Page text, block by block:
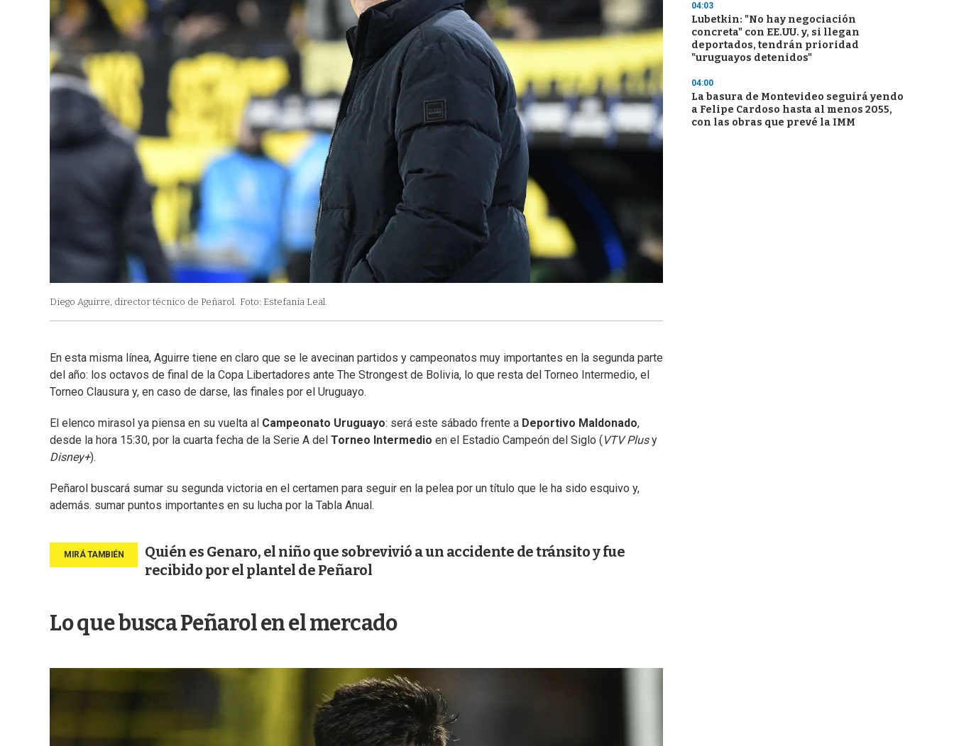
Diego Aguirre, director técnico de Peñarol. Foto: Estefanía Leal.
En esta misma línea, Aguirre tiene en claro que se le avecinan partidos y campeonatos muy importantes en la segunda parte
del año: los octavos de final de la Copa Libertadores ante The Strongest de Bolivia, lo que resta del Torneo Intermedio, el
Torneo Clausura y, en caso de darse, las finales por el Uruguayo.
El elenco mirasol ya piensa en su vuelta al Campeonato Uruguayo: será este sábado frente a Deportivo Maldonado,
desde la hora 15:30, por la cuarta fecha de la Serie A del Torneo Intermedio en el Estadio Campeón del Siglo ( VTV Plusy
Disney+).
Peñarol buscará sumar su segunda victoria en el certamen para seguir en la pelea por un título que le ha sido esquivo y,
además. sumar puntos importantes en su lucha por la Tabla Anual.
Quién es Genaro, el niño que sobrevivió a un accidente de tránsito y fue
recibido por el plantel de Peñarol
Lo que busca Peñarol en el mercado
04:03
Lubetkin: "No hay negociación
concreta" con EE.UU. y, si llegan
deportados, tendrán prioridad
"uruguayos detenidos"
04:00
La basura de Montevideo seguirá yendo
a Felipe Cardoso hasta al menos 2055,
con las obras que prevé la IMM